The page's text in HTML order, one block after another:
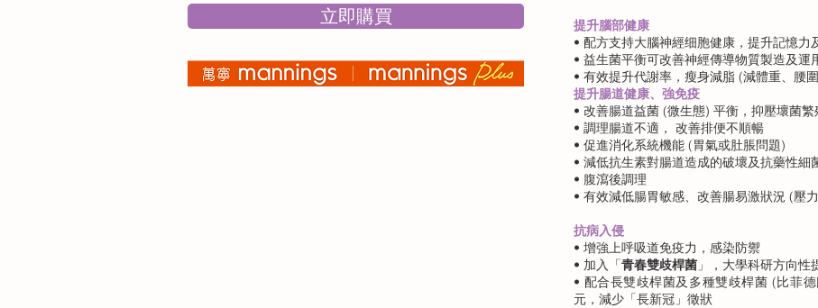
立即購買
提升腦部健康
• 配方支持大腦神經细胞健康，提升記憶力
• 益生菌平衡可改善神經傳導物質製造及運
• 有效提升代謝率，瘦身減脂 (減體重、腰
提升腸道健康、強免疫
• 改善腸道益菌 (微生態) 平衡，抑壓壞菌
• 調理腸道不適， 改善排便不順暢
• 促進消化系統機能 (胃氣或肚脹問題)
• 減低抗生素對腸道造成的破壞及抗藥性細
• 腹瀉後調理
• 有效減低腸胃敏感、改善腸易激狀況 (壓
抗病入侵
• 增強上呼吸道免疫力，感染防禦
• 加入「青春雙歧桿菌 」，大學科研方向性
• 配合長雙歧桿菌及多種雙歧桿菌 (比菲
元，減少「長新冠」徵狀